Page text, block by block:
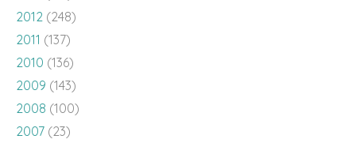
2012 (248)
2011 (137)
2010 (136)
2009 (143)
2008 (100)
2007 (23)